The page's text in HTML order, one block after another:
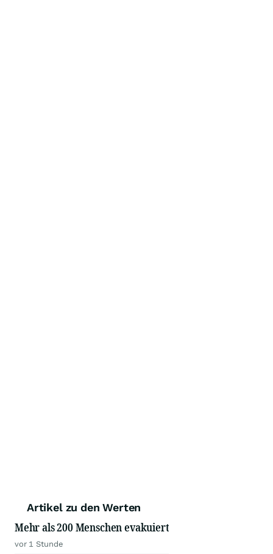
Artikel zu den Werten
Mehr als 200 Menschen evakuiert
vor 1 Stunde